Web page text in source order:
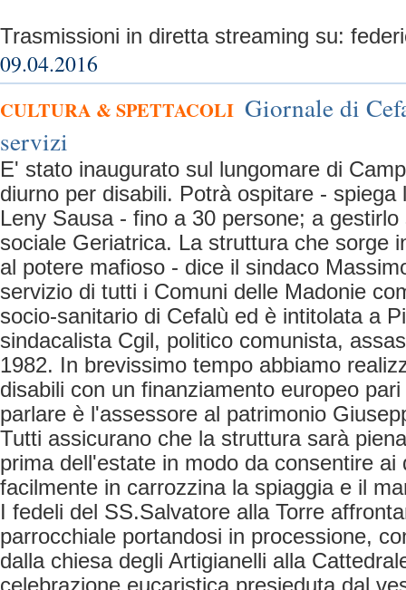
Trasmissioni in diretta streaming su:
09.04.2016
CULTURA & SPETTACOLI Giornale di
servizi
E' stato inaugurato sul lungomare di
diurno per disabili. Potrà ospitare - spiega
Leny Sausa - fino a 30 persone; a
sociale Geriatrica. La struttura che sorge
al potere mafioso - dice il sindaco
servizio di tutti i Comuni delle Madonie
socio-sanitario di Cefalù ed è intitolata a
sindacalista Cgil, politico comunista,
1982. In brevissimo tempo abbiamo
disabili con un finanziamento europeo
parlare è l'assessore al patrimonio
Tutti assicurano che la struttura sarà
prima dell'estate in modo da consentire ai
facilmente in carrozzina la spiaggia e il
I fedeli del SS.Salvatore alla Torre
parrocchiale portandosi in processione,
dalla chiesa degli Artigianelli alla